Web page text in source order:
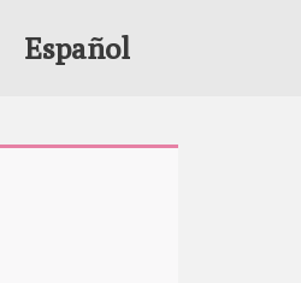
Español